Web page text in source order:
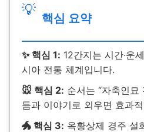
💡 핵심 요약
✨ 핵심 1: 12간지는 시간·운
시아 전통 체계입니다.
🐭 핵심 2: 순서는 “자축인묘
듬과 이야기로 외우면 효과
🐲 핵심 3: 옥황상제 경주 설